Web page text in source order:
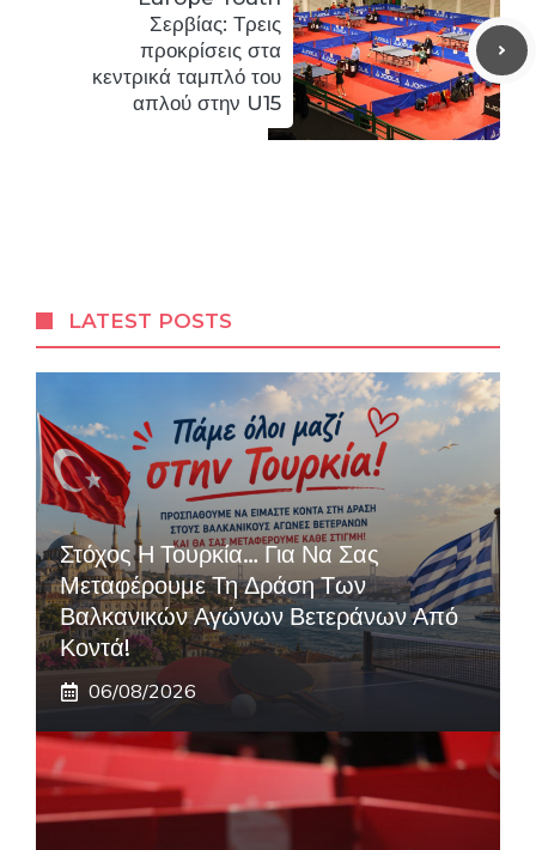
Σερβίας: Τρεις
προκρίσεις στα
κεντρικά ταμπλό του
απλού στην U15
LATEST POSTS
Στόχος Η Τουρκία… Για Να Σας
Μεταφέρουμε Τη Δράση Των
Βαλκανικών Αγώνων Βετεράνων Από
Κοντά!
06/08/2026